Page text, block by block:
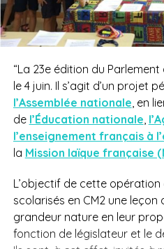
“La 23e édition du
le 4 juin. Il s’agit d’un projet
l’Assemblée nationale , en
de l’Éducation nationale
l’enseignement français à
la Mission laïque française
L’objectif de cette opération
scolarisés en CM2 une leçon
grandeur nature en leur
fonction de législateur et le